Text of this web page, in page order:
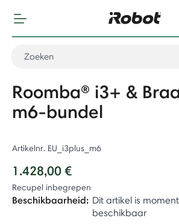
Roomba® i3+ &
m6-bundel
Artikelnr. EU_i3plus_m6
1.428,00 €
Recupel inbegrepen
Beschikbaarheid: Dit artikel is
beschikbaar